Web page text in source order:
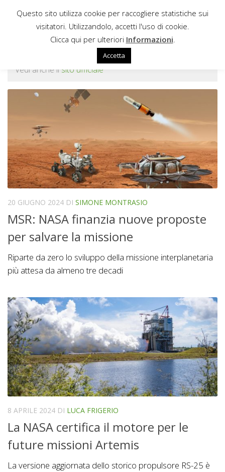
Sotto il contenuto
AEROJET ROCKETDYNE
Vedi anche ilsito ufficiale
20 GIUGNO 2024 DI SIMONE MONTRASIO
MSR: NASA finanzia nuove proposte
per salvare la missione
Riparte da zero lo sviluppo della missione interplanetaria
più attesa da almeno tre decadi
8 APRILE 2024 DI LUCA FRIGERIO
La NASA certifica il motore per le
future missioni Artemis
La versione aggiornata dello storico propulsore RS-25 è
Questo sito utilizza cookie per raccogliere statistiche sui
visitatori. Utilizzandolo, accetti l'uso di cookie.
Clicca qui per ulteriori Informazioni
Accetta